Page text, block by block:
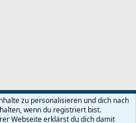
Hilfe und Impressum Start
zu personalisieren und dich nach
wenn du registriert bist.
Webseite erklärst du dich damit